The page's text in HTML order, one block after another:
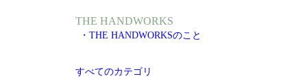
THE HANDWORKS
・THE HANDWORKSのこと
すべてのカテゴリ